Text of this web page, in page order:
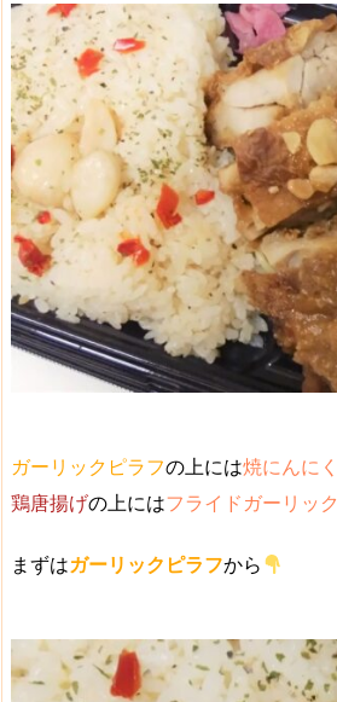
ガーリックピラフの上には焼にんにく
鶏唐揚げの上にはフライドガーリック
まずはガーリックピラフから